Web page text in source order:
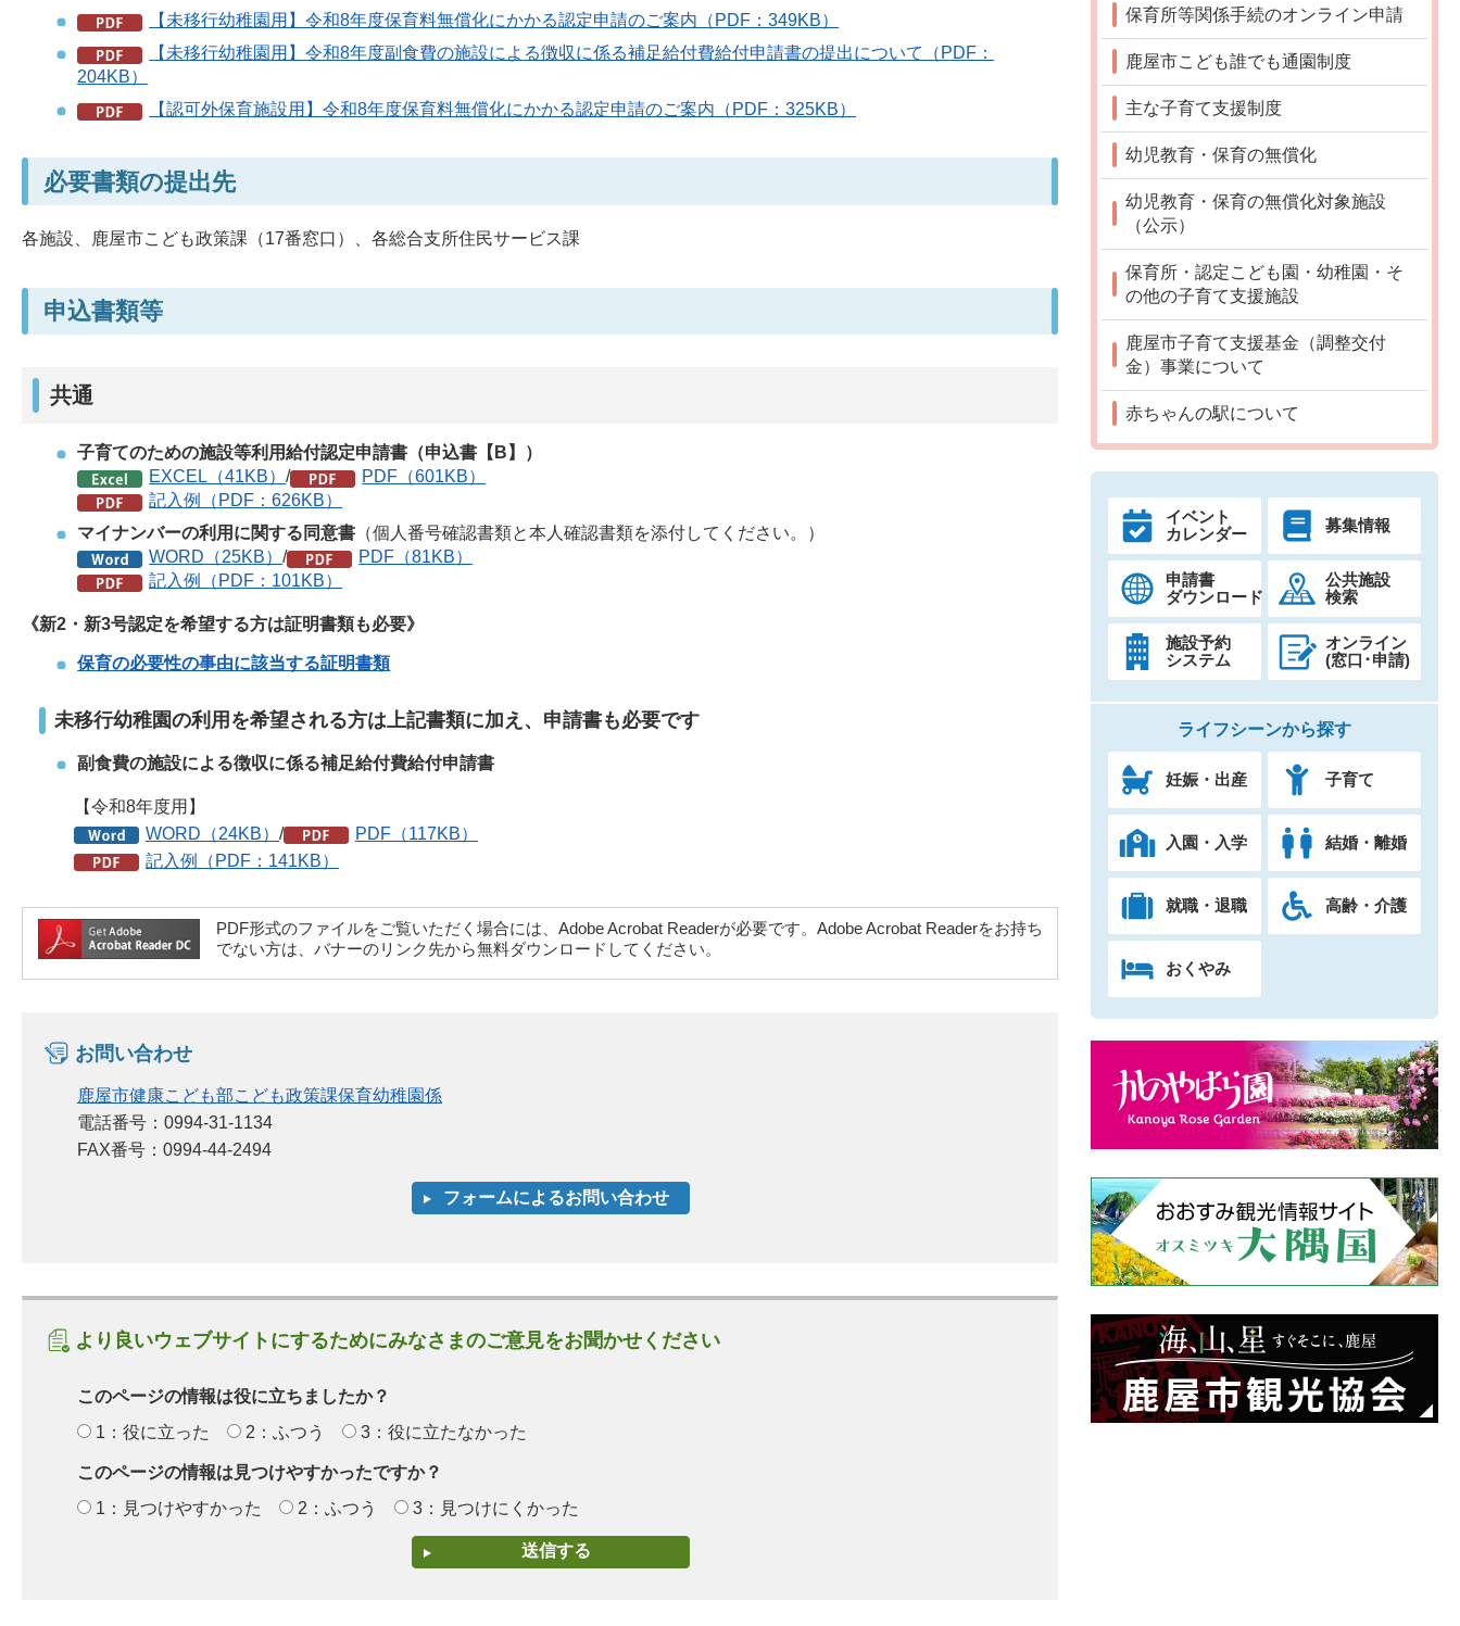
【未移行幼稚園用】令和8年度保育料無償化にかかる認定申請のご案内（PDF：349KB）
【未移行幼稚園用】令和8年度副食費の施設による徴収に係る補足給付費給付申請書の提出について（PDF：
204KB）
【認可外保育施設用】令和8年度保育料無償化にかかる認定申請のご案内（PDF：325KB）
必要書類の提出先
各施設、鹿屋市こども政策課（17番窓口）、各総合支所住民サービス課
申込書類等
共通
子育てのための施設等利用給付認定申請書（申込書【B】）
EXCEL（41KB）/
PDF（601KB）
記入例（PDF：626KB）
マイナンバーの利用に関する同意書 （個人番号確認書類と本人確認書類を添付してください。）
WORD（25KB）/
PDF（81KB）
記入例（PDF：101KB）
《新2・新3号認定を希望する方は証明書類も必要》
保育の必要性の事由に該当する証明書類
未移行幼稚園の利用を希望される方は上記書類に加え、申請書も必要です
副食費の施設による徴収に係る補足給付費給付申請書
【令和8年度用】
WORD（24KB） /
PDF（117KB）
記入例（PDF：141KB）
PDF形式のファイルをご覧いただく場合には、Adobe Acrobat Readerが必要です。Adobe Acrobat Readerをお持ち
でない方は、バナーのリンク先から無料ダウンロードしてください。
お問い合わせ
鹿屋市健康こども部こども政策課保育幼稚園係
電話番号：0994-31-1134
FAX番号：0994-44-2494
より良いウェブサイトにするためにみなさまのご意見をお聞かせください
このページの情報は役に立ちましたか？
1：役に立った
2：ふつう 3：役に立たなかった
このページの情報は見つけやすかったですか？
1：見つけやすかった
2：ふつう 3：見つけにくかった
保育所等関係手続のオンライン申請
鹿屋市こども誰でも通園制度
主な子育て支援制度
幼児教育・保育の無償化
幼児教育・保育の無償化対象施設
（公示）
保育所・認定こども園・幼稚園・そ
の他の子育て支援施設
鹿屋市子育て支援基金（調整交付
金）事業について
赤ちゃんの駅について
イベント
カレンダー
募集情報
申請書
ダウンロード
公共施設
検索
施設予約
システム
オンライン
(窓口･申請)
ライフシーンから探す
妊娠・出産 子育て
入園・入学 結婚・離婚
就職・退職 高齢・介護
おくやみ